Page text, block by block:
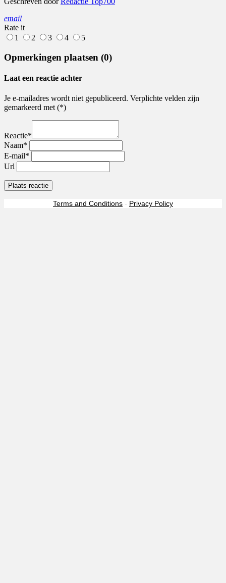
email
Rate it
1
2 3 4 5
Opmerkingen plaatsen (0)
Laat een reactie achter
Je e-mailadres wordt niet gepubliceerd. Verplichte velden zijn
gemarkeerd met (*)
Reactie*
Naam*
E-mail*
Url
Terms and Conditions - Privacy Policy